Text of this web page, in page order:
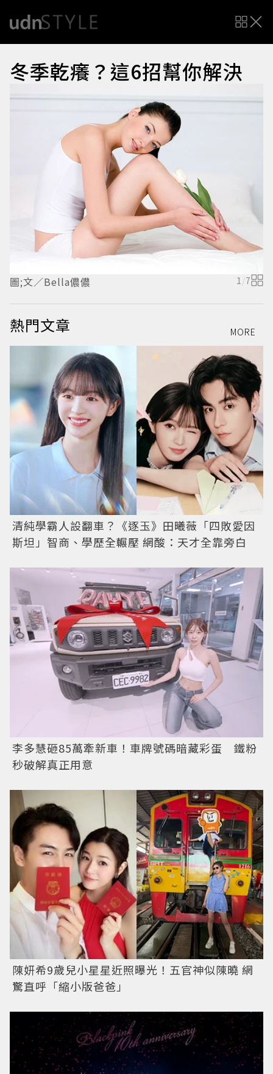
冬季乾癢？這6招幫你解決
圖;文／Bella儂儂 1/7
熱門文章 MORE
清純學霸人設翻車？《逐玉》田曦薇「四敗愛因
斯坦」智商、學歷全輾壓 網酸：天才全靠旁白
李多慧砸85萬牽新車！車牌號碼暗藏彩蛋 鐵粉
秒破解真正用意
陳妍希9歲兒小星星近照曝光！五官神似陳曉 網
驚直呼「縮小版爸爸」